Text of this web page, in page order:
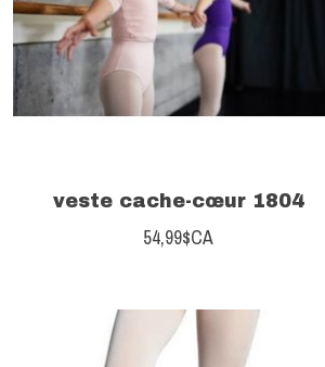
veste cache-cœur 1804
54,99$CA